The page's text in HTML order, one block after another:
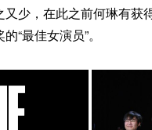
又少，在此之前何琳有获
“最佳女演员”。